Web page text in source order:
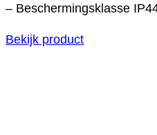
– Beschermingsklasse
Bekijk product